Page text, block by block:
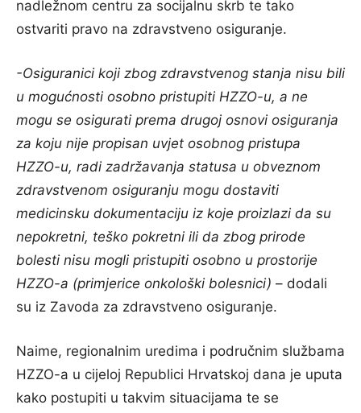
nadležnom centru za socijalnu skrb te tako
ostvariti pravo na zdravstveno osiguranje.
-Osiguranici koji zbog zdravstvenog stanja nisu bili
u mogućnosti osobno pristupiti HZZO-u, a ne
mogu se osigurati prema drugoj osnovi osiguranja
za koju nije propisan uvjet osobnog pristupa
HZZO-u, radi zadržavanja statusa u obveznom
zdravstvenom osiguranju mogu dostaviti
medicinsku dokumentaciju iz koje proizlazi da su
nepokretni, teško pokretni ili da zbog prirode
bolesti nisu mogli pristupiti osobno u prostorije
HZZO-a (primjerice onkološki bolesnici) – dodali
su iz Zavoda za zdravstveno osiguranje.
Naime, regionalnim uredima i područnim službama
HZZO-a u cijeloj Republici Hrvatskoj dana je uputa
kako postupiti u takvim situacijama te se